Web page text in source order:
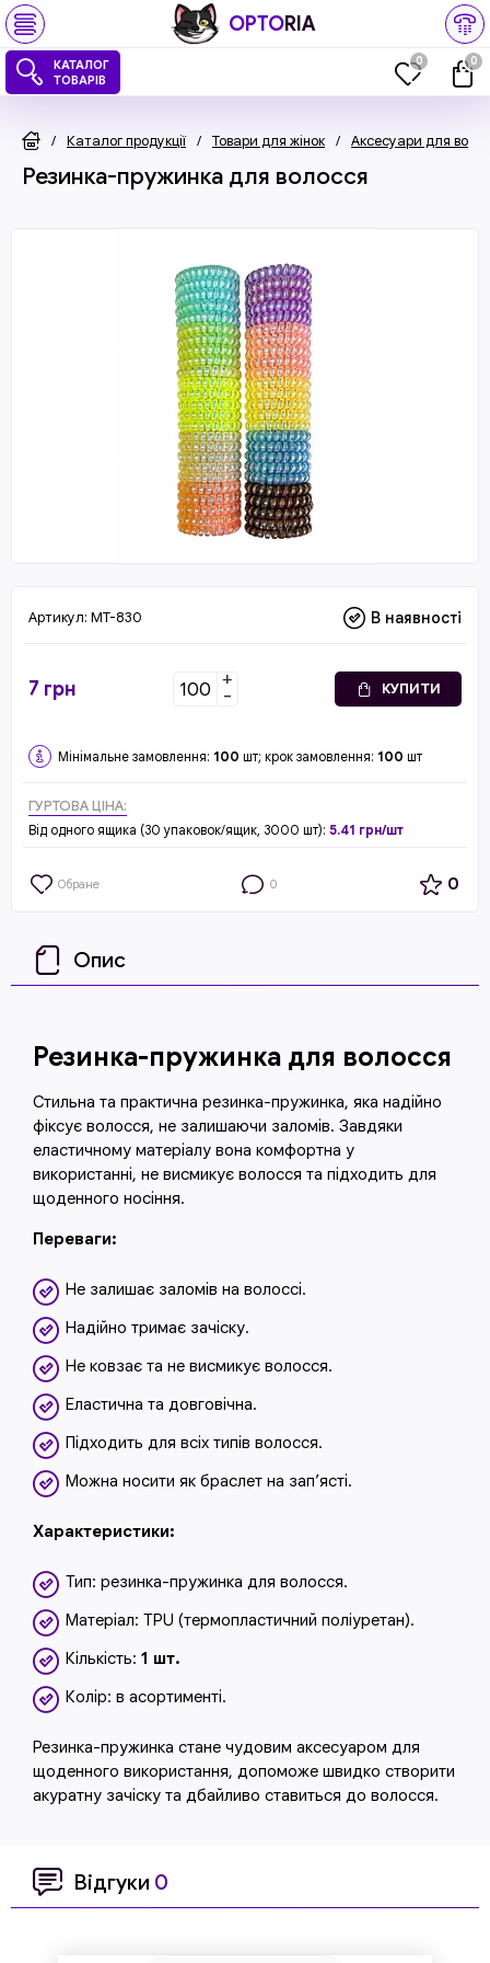
OPTORIA
КАТАЛОГ
ТОВАРІВ
0 0
/ Каталог продукції / Товари для жінок / Аксесуари для
Резинка-пружинка для волосся
Артикул: MT-830 В наявності
7 грн +
- КУПИТИ
Мінімальне замовлення: 100 шт; крок замовлення: 100 шт
ГУРТОВА ЦІНА:
Від одного ящика (30 упаковок/ящик, 3000 шт): 5.41 грн/шт
Обране 0 0
Опис
Резинка-пружинка для волосся
Стильна та практична резинка-пружинка, яка надійно
фіксує волосся, не залишаючи заломів. Завдяки
еластичному матеріалу вона комфортна у
використанні, не висмикує волосся та підходить для
щоденного носіння.
Переваги:
Не залишає заломів на волоссі.
Надійно тримає зачіску.
Не ковзає та не висмикує волосся.
Еластична та довговічна.
Підходить для всіх типів волосся.
Можна носити як браслет на зап’ясті.
Характеристики:
Тип: резинка-пружинка для волосся.
Матеріал: TPU (термопластичний поліуретан).
Кількість: 1 шт.
Колір: в асортименті.
Резинка-пружинка стане чудовим аксесуаром для
щоденного використання, допоможе швидко створити
акуратну зачіску та дбайливо ставиться до волосся.
Відгуки 0